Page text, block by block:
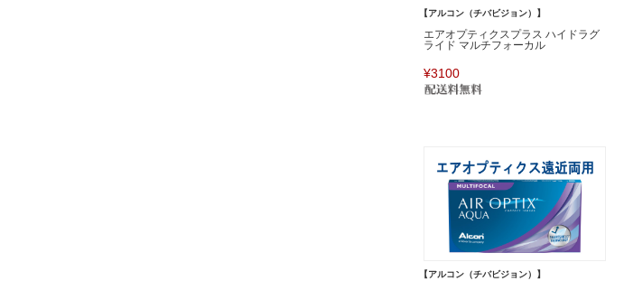
【アルコン（チバビジョン）】
エアオプティクスプラス ハイドラグ
ライド マルチフォーカル
¥3100
【アルコン（チバビジョン）】